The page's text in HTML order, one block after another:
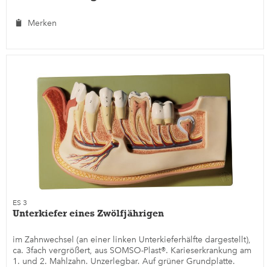
Merken
ES 3
Unterkiefer eines Zwölfjährigen
im Zahnwechsel (an einer linken Unterkieferhälfte dargestellt),
ca. 3fach vergrößert, aus SOMSO-Plast®. Karieserkrankung am
1. und 2. Mahlzahn. Unzerlegbar. Auf grüner Grundplatte.